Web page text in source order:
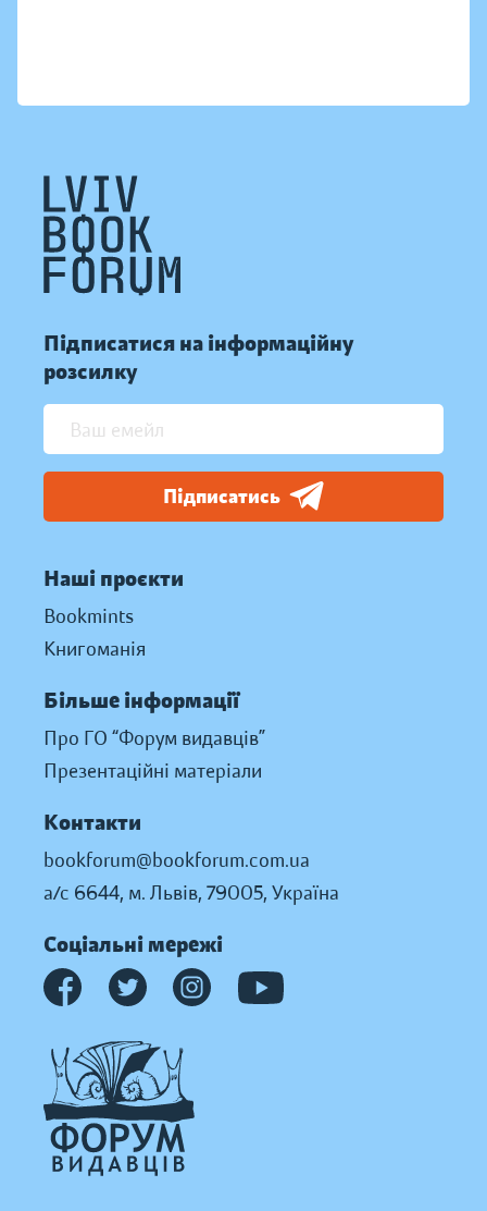
Підписатися на інформаційну
розсилку
Підписатись
Наші проєкти
Bookmints
Книгоманія
Більше інформації
Про ГО “Форум видавців”
Презентаційні матеріали
Контакти
bookforum@bookforum.com.ua
а/с 6644, м. Львів, 79005, Україна
Соціальні мережі